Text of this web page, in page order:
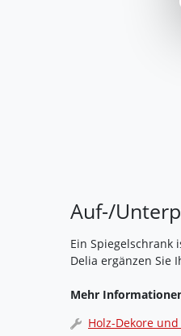
Auf-/
Ein
Delia ergänzen Sie
Mehr
Holz-Dekore